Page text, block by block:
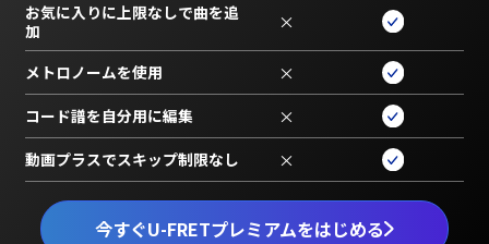
今すぐU-FRETプレミアムをはじめる
お気に入りに上限なしで曲を追
加
×
メトロノームを使用 ×
コード譜を自分用に編集 ×
動画プラスでスキップ制限なし ×